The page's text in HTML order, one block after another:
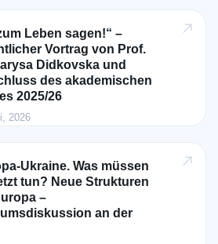
Leben sagen!“ –
Vortrag von Prof.
Didkovska und
des akademischen
2025/26
2026
Ukraine. Was müssen
tun? Neue Strukturen
–
an der